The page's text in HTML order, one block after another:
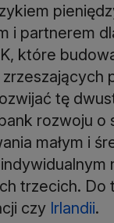
i partnerem
które
tę
rozwoju
małym i
trzecich. Do
czy Irlandii.